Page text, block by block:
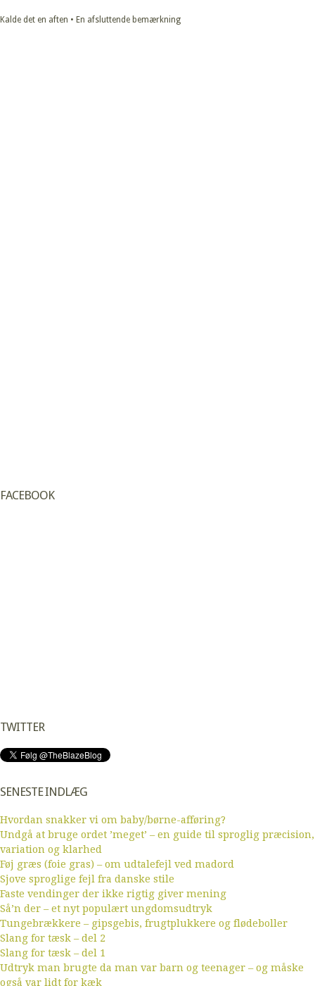
Kalde det en aften • En afsluttende bemærkning
FACEBOOK
TWITTER
SENESTE INDLÆG
Hvordan snakker vi om baby/børne-afføring?
Undgå at bruge ordet ’meget’ – en guide til sproglig præcision,
variation og klarhed
Føj græs (foie gras) – om udtalefejl ved madord
Sjove sproglige fejl fra danske stile
Faste vendinger der ikke rigtig giver mening
Så’n der – et nyt populært ungdomsudtryk
Tungebrækkere – gipsgebis, frugtplukkere og flødeboller
Slang for tæsk – del 2
Slang for tæsk – del 1
Udtryk man brugte da man var barn og teenager – og måske
også var lidt for kæk